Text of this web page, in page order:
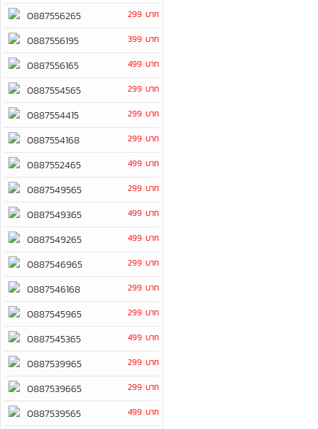
0887556265 299 บาท
0887556195 399 บาท
0887556165 499 บาท
0887554565 299 บาท
0887554415 299 บาท
0887554168 299 บาท
0887552465 499 บาท
0887549565 299 บาท
0887549365 499 บาท
0887549265 499 บาท
0887546965 299 บาท
0887546168 299 บาท
0887545965 299 บาท
0887545365 499 บาท
0887539965 299 บาท
0887539665 299 บาท
0887539565 499 บาท